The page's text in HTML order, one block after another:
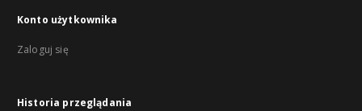
Konto użytkownika
Zaloguj się
Historia przeglądania